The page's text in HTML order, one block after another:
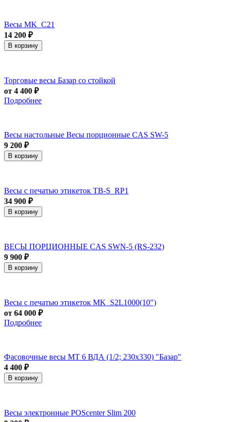
Весы MK_C21
14 200 ₽
В корзину
Торговые весы Базар со стойкой
от 4 400 ₽
Подробнее
Весы настольные Весы порционные CAS SW-5
9 200 ₽
В корзину
Весы с печатью этикеток ТВ-S_RP1
34 900 ₽
В корзину
ВЕСЫ ПОРЦИОННЫЕ CAS SWN-5 (RS-232)
9 900 ₽
В корзину
Весы с печатью этикеток MK_S2L1000(10")
от 64 000 ₽
Подробнее
Фасовочные весы МТ 6 ВДА (1/2; 230х330) "Базар"
4 400 ₽
В корзину
Весы электронные POScenter Slim 200